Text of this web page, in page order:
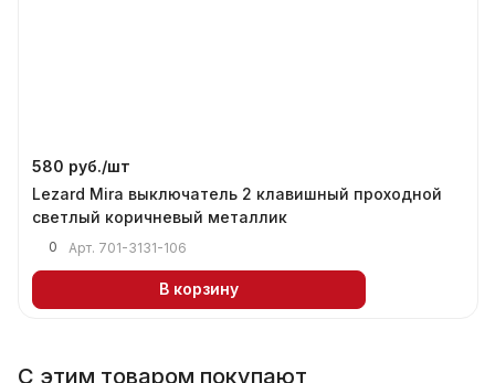
580 руб./шт
Lezard Mira выключатель 2 клавишный проходной
светлый коричневый металлик
0 Арт. 701-3131-106
В корзину
С этим товаром покупают